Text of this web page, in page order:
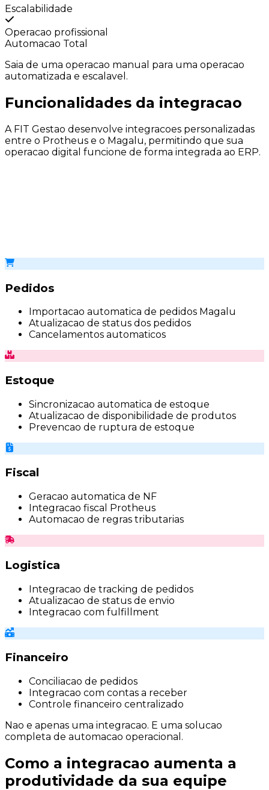
Escalabilidade
Operacao profissional
Automacao Total
Saia de uma operacao manual para uma operacao
automatizada e escalavel.
Funcionalidades da integracao
A FIT Gestao desenvolve integracoes personalizadas
entre o Protheus e o Magalu, permitindo que sua
operacao digital funcione de forma integrada ao ERP.
Pedidos
Importacao automatica de pedidos Magalu
Atualizacao de status dos pedidos
Cancelamentos automaticos
Estoque
Sincronizacao automatica de estoque
Atualizacao de disponibilidade de produtos
Prevencao de ruptura de estoque
Fiscal
Geracao automatica de NF
Integracao fiscal Protheus
Automacao de regras tributarias
Logistica
Integracao de tracking de pedidos
Atualizacao de status de envio
Integracao com fulfillment
Financeiro
Conciliacao de pedidos
Integracao com contas a receber
Controle financeiro centralizado
Nao e apenas uma integracao. E uma solucao
completa de automacao operacional.
Como a integracao aumenta a
produtividade da sua equipe